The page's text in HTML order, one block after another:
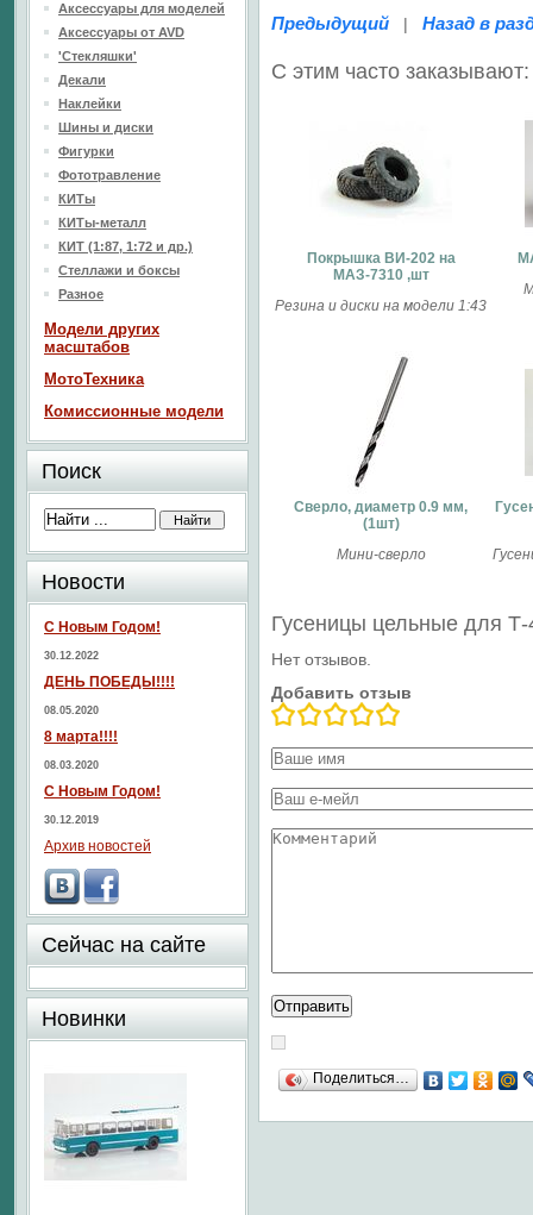
Предыдущий | Назад в
С этим часто заказывают:
Покрышка ВИ-202 на
МАЗ-7310 ,шт
Резина и диски на модели 1:43
Сверло, диаметр 0.9 мм,
(1шт)
Мини-сверло
Гусеницы цельные для
Нет отзывов.
Добавить отзыв
Поделиться…
Аксессуары для моделей
Аксессуары от AVD
'Стекляшки'
Декали
Наклейки
Шины и диски
Фигурки
Фототравление
КИТы
КИТы-металл
КИТ (1:87, 1:72 и др.)
Стеллажи и боксы
Разное
Модели других
масштабов
МотоТехника
Комиссионные модели
Поиск
Новости
С Новым Годом!
30.12.2022
ДЕНЬ ПОБЕДЫ!!!!
08.05.2020
8 марта!!!!
08.03.2020
С Новым Годом!
30.12.2019
Архив новостей
Сейчас на сайте
Новинки